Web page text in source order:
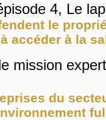
4, Le
le
accéder à la
mission
du